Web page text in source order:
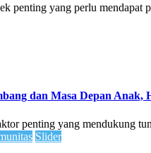
penting yang perlu mendapat
dan Masa Depan Anak,
penting yang mendukung
Slider